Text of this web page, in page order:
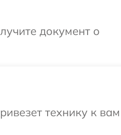
документ о
технику к